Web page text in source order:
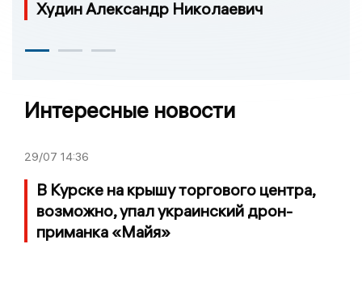
Худин Александр Николаевич
Интересные новости
29/07 14:36
В Курске на крышу торгового центра,
возможно, упал украинский дрон-
приманка «Майя»